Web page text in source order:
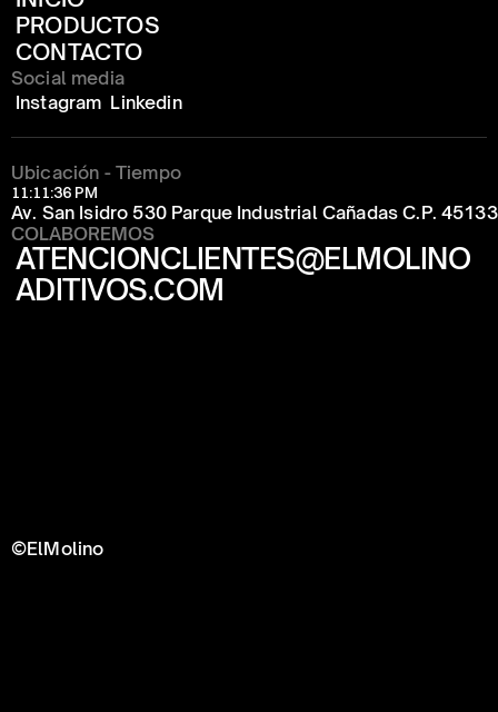
PRODUCTOS
CONTACTO
Social media
Instagram Linkedin
Ubicación - Tiempo
11:11:36 PM
Av. San Isidro 530 Parque Industrial Cañadas C.P.
COLABOREMOS
ATENCIONCLIENTES@ELMOLINO
ADITIVOS.COM
©ElMolino